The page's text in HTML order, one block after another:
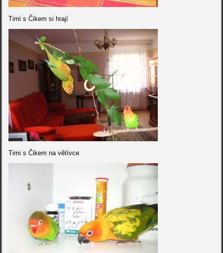
Timi s Čikem si hrají
Timi s Čikem na větívce